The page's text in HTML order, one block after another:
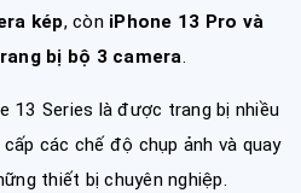
kép, còn iPhone 13 Pro và
bị bộ 3 camera.
13 Series là được trang bị nhiều
các chế độ chụp ảnh và quay
thiết bị chuyên nghiệp.